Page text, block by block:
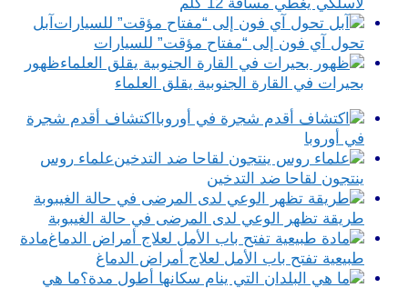
آبل
تحول آي فون إلى “مفتاح مؤقت” للسيارات
ظهور
بحيرات في القارة الجنوبية يقلق العلماء
اكتشاف أقدم شجرة
في أوروبا
علماء روس
ينتجون لقاحا ضد التدخين
طريقة تظهر الوعي لدى المرضى في حالة الغيبوبة
مادة
طبيعية تفتح باب الأمل لعلاج أمراض الدماغ
ما هي